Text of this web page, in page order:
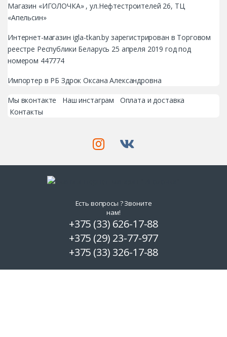
Магазин «ИГОЛОЧКА» , ул.Нефтестроителей 26, ТЦ
«Апельсин»
Интернет-магазин igla-tkan.by зарегистрирован в Торговом
реестре Республики Беларусь 25 апреля 2019 год под
номером 447774
Импортер в РБ Здрок Оксана Александровна
Мы вконтакте Наш инстаграм
Оплата и доставка
Контакты
Есть вопросы ? Звоните
нам!
+375 (33) 626-17-88
+375 (29) 23-77-977
+375 (33) 326-17-88